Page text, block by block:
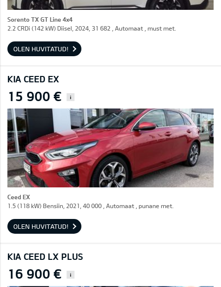
Sorento TX GT Line 4x4
2.2 CRDi (142 kW) Diisel, 2024, 31 682 , Automaat , must met.
OLEN HUVITATUD!
KIA CEED EX
15 900 € i
Ceed EX
1.5 (118 kW) Bensiin, 2021, 40 000 , Automaat , punane met.
OLEN HUVITATUD!
KIA CEED LX PLUS
16 900 € i